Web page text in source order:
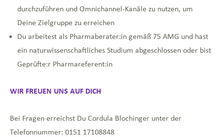
durchzuführen und Omnichannel-Kanäle zu nutzen, um
Deine Zielgruppe zu erreichen
Du arbeitest als Pharmaberater:in gemäß 75 AMG und hast
ein naturwissenschaftliches Studium abgeschlossen oder bist
Geprüfte:r Pharmareferent:in
WIR FREUEN UNS AUF DICH
Bei Fragen erreichst Du Cordula Blochinger unter der
Telefonnummer: 0151 17108848